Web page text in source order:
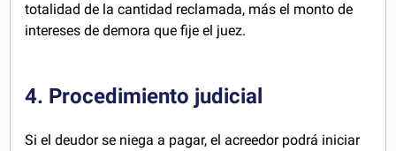
totalidad de la cantidad reclamada, más el monto de
intereses de demora que fije el juez.
4. Procedimiento judicial
Si el deudor se niega a pagar, el acreedor podrá iniciar